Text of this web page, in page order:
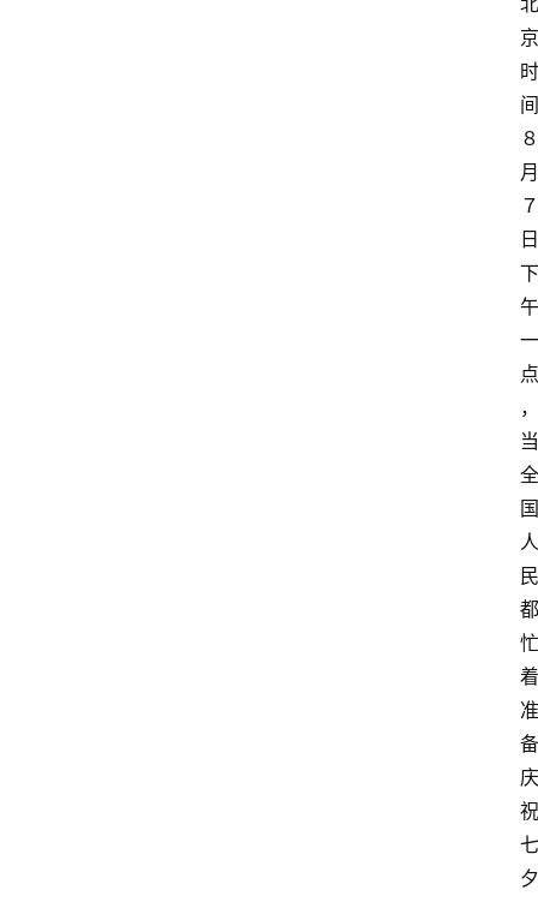
京
时
间
８
月
７
日
下
午
一
点
，
当
全
国
人
民
都
忙
着
准
备
庆
祝
七
夕